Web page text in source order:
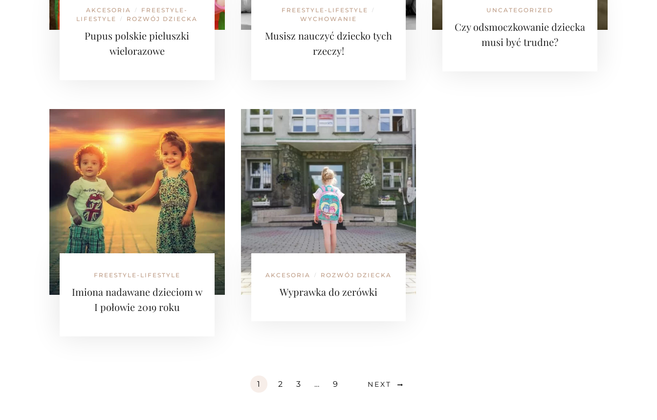
AKCESORIA /
FREESTYLE-
LIFESTYLE
/ ROZWÓJ DZIECKA
Pupus polskie pieluszki
wielorazowe
FREESTYLE-LIFESTYLE /
WYCHOWANIE
Musisz nauczyć dziecko tych
rzeczy!
UNCATEGORIZED
Czy odsmoczkowanie dziecka
musi być trudne?
FREESTYLE-LIFESTYLE
Imiona nadawane dzieciom w
I połowie 2019 roku
AKCESORIA / ROZWÓJ DZIECKA
Wyprawka do zerówki
1 2 3 … 9 NEXT